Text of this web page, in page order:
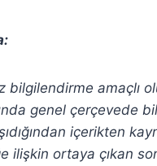
bilgilendirme amaçlı
genel çerçevede
içerikten
ilişkin ortaya çıkan